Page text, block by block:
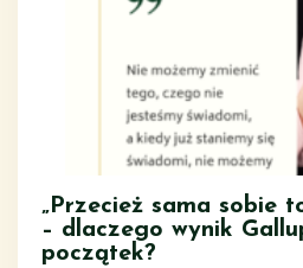
„Przecież sama sobie
– dlaczego wynik
początek?